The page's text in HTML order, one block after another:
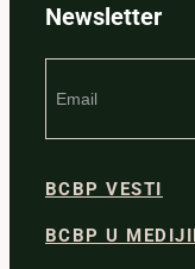
Newsletter
BCBP VESTI
BCBP U